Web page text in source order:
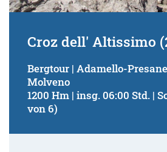
Croz dell' Altissimo
Bergtour | Adamello-
Molveno
1200 Hm | insg. 06:00 Std. |
von 6)